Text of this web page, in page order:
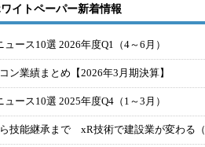
イトペーパー新着情報
ュース10選 2026年度Q1（4～6月）
ン業績まとめ【2026年3月期決算】
ュース10選 2025年度Q4（1～3月）
技能継承まで xR技術で建設業が変わる（